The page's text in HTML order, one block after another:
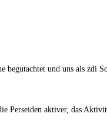
und uns als zdi
Perseiden aktiver, das